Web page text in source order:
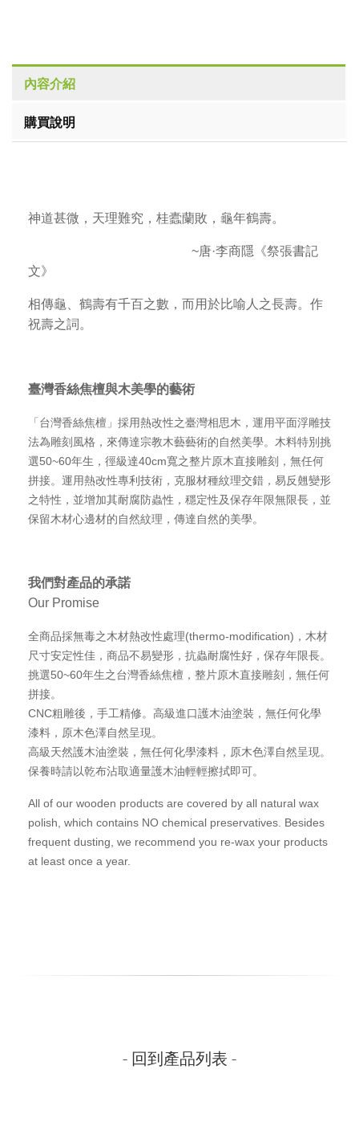
內容介紹
購買說明
神道甚微，天理難究，桂蠹蘭敗，龜年鶴壽。
~唐·李商隱《祭張書記
文》
相傳龜、鶴壽有千百之數，而用於比喻人之長壽。作
祝壽之詞。
臺灣香絲焦檀與木美學的藝術
「台灣香絲焦檀」採用熱改性之臺灣相思木，運用平面浮雕技
法為雕刻風格，來傳達宗教木藝藝術的自然美學。木料特別挑
選50~60年生，徑級達40cm寬之整片原木直接雕刻，無任何
拼接。運用熱改性專利技術，克服材種紋理交錯，易反翹變形
之特性，並增加其耐腐防蟲性，穩定性及保存年限無限長，並
保留木材心邊材的自然紋理，傳達自然的美學。
我們對產品的承諾
Our Promise
全商品採無毒之木材熱改性處理(thermo-modification)，木材
尺寸安定性佳，商品不易變形，抗蟲耐腐性好，保存年限長。
挑選50~60年生之台灣香絲焦檀，整片原木直接雕刻，無任何
拼接。
CNC粗雕後，手工精修。高級進口護木油塗裝，無任何化學
漆料，原木色澤自然呈現。
高級天然護木油塗裝，無任何化學漆料，原木色澤自然呈現。
保養時請以乾布沾取適量護木油輕輕擦拭即可。
All of our wooden products are covered by all natural wax
polish, which contains NO chemical preservatives. Besides
frequent dusting, we recommend you re-wax your products
at least once a year.
- 回到產品列表 -